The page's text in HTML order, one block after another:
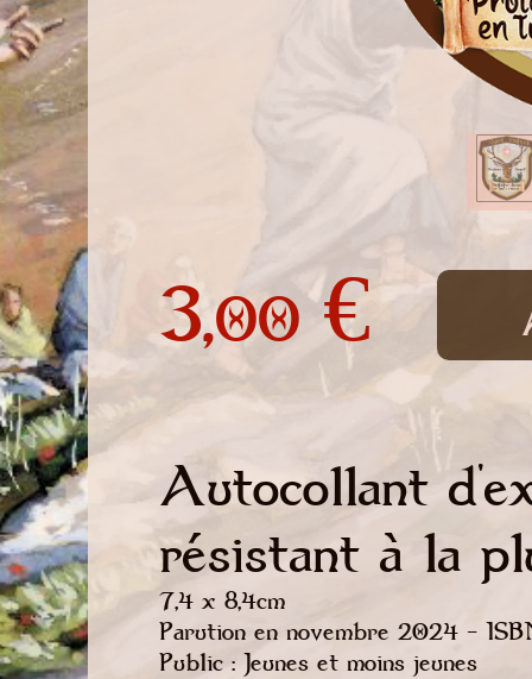
3,00€
Autocollant
résistant à la
7,4 x 8,4cm
Parution en novembre 2024 -
Public : Jeunes et moins jeunes